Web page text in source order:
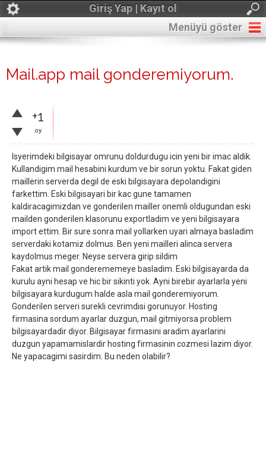
Giriş Yap | Kayıt ol
Menüyü göster
Mail.app mail gonderemiyorum.
+1
oy
Isyerimdeki bilgisayar omrunu doldurdugu icin yeni bir imac aldik.
Kullandigim mail hesabini kurdum ve bir sorun yoktu. Fakat giden
maillerin serverda degil de eski bilgisayara depolandigini
farkettim. Eski bilgisayari bir kac gune tamamen
kaldiracagimizdan ve gonderilen mailler onemli oldugundan eski
mailden gonderilen klasorunu exportladim ve yeni bilgisayara
import ettim. Bir sure sonra mail yollarken uyari almaya basladim
serverdaki kotamiz dolmus. Ben yeni mailleri alinca servera
kaydolmus meger. Neyse servera girip sildim
Fakat artik mail gonderememeye basladim. Eski bilgisayarda da
kurulu ayni hesap ve hic bir sikinti yok. Ayni birebir ayarlarla yeni
bilgisayara kurdugum halde asla mail gonderemiyorum.
Gonderilen serveri surekli cevrimdisi gorunuyor. Hosting
firmasina sordum ayarlar duzgun, mail gitmiyorsa problem
bilgisayardadir diyor. Bilgisayar firmasini aradim ayarlarini
duzgun yapamamislardir hosting firmasinin cozmesi lazim diyor.
Ne yapacagimi sasirdim. Bu neden olabilir?